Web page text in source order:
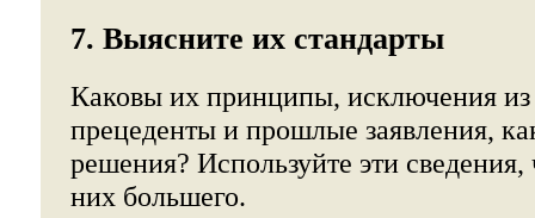
7. Выясните их стандарты
Каковы их принципы, исключения
прецеденты и прошлые заявления,
решения? Используйте эти сведения,
них большего.